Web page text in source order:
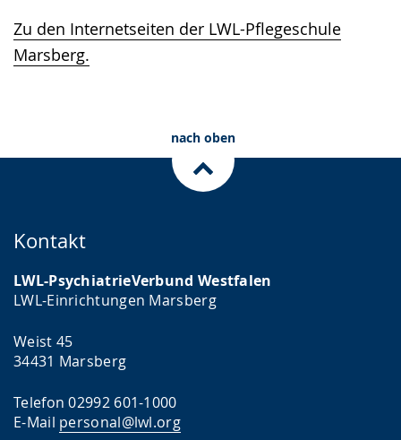
Zu den Internetseiten der LWL-Pflegeschule
Marsberg.
wechseln.
Deutscher
Gebärdensprache
nach oben
Kontakt
LWL-PsychiatrieVerbund Westfalen
LWL-Einrichtungen Marsberg
Weist 45
34431 Marsberg
Telefon 02992 601-1000
E-Mail personal@lwl.org